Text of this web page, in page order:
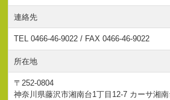
連絡先
TEL 0466-46-9022 / FAX 0466-46-9022
所在地
〒252-0804
神奈川県藤沢市湘南台1丁目12-7 カーサ湘